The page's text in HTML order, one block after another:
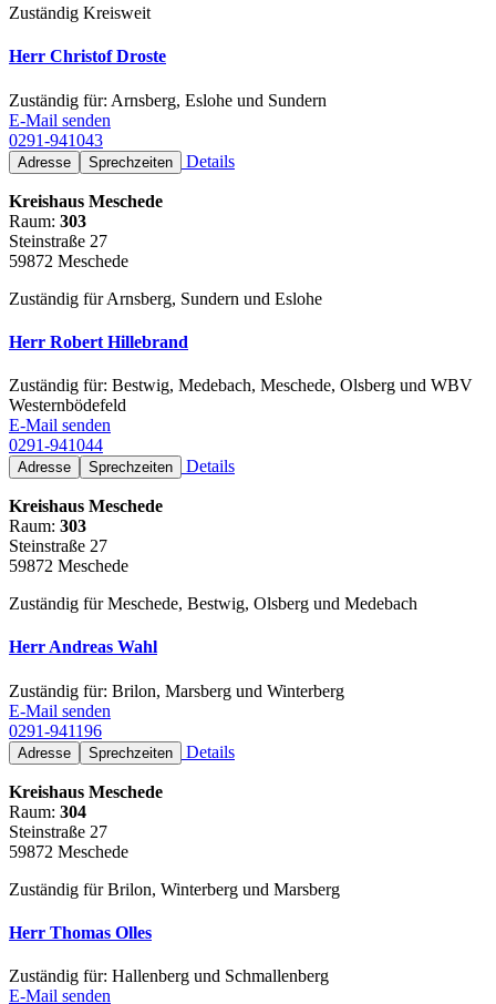
Zuständig Kreisweit
Herr Christof Droste
Zuständig für: Arnsberg, Eslohe und Sundern
E-Mail senden
0291-941043
Adresse Sprechzeiten Details
Kreishaus Meschede
Raum: 303
Steinstraße 27
59872 Meschede
Zuständig für Arnsberg, Sundern und Eslohe
Herr Robert Hillebrand
Zuständig für: Bestwig, Medebach, Meschede, Olsberg und WBV
Westernbödefeld
E-Mail senden
0291-941044
Adresse Sprechzeiten Details
Kreishaus Meschede
Raum: 303
Steinstraße 27
59872 Meschede
Zuständig für Meschede, Bestwig, Olsberg und Medebach
Herr Andreas Wahl
Zuständig für: Brilon, Marsberg und Winterberg
E-Mail senden
0291-941196
Adresse Sprechzeiten Details
Kreishaus Meschede
Raum: 304
Steinstraße 27
59872 Meschede
Zuständig für Brilon, Winterberg und Marsberg
Herr Thomas Olles
Zuständig für: Hallenberg und Schmallenberg
E-Mail senden